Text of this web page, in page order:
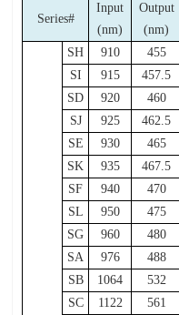
Series#
Input
(nm)
Output
(nm)
SH 910 455
SI 915 457.5
SD
920 460
SJ
925 462.5
SE
930 465
SK
935 467.5
SF
940 470
SL
950 475
SG
960 480
SA 976 488
SB
1064 532
SC
1122 561